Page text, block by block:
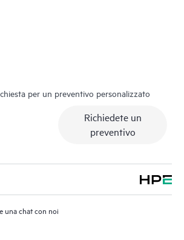
per un preventivo personalizzato
Richiedete un
preventivo
una chat con noi